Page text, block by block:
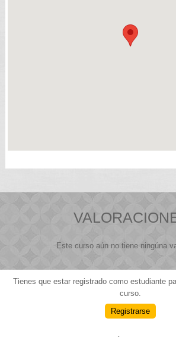
Este curso aún no tiene ningúna
Tienes que estar registrado como estudiante
curso.
Registrarse